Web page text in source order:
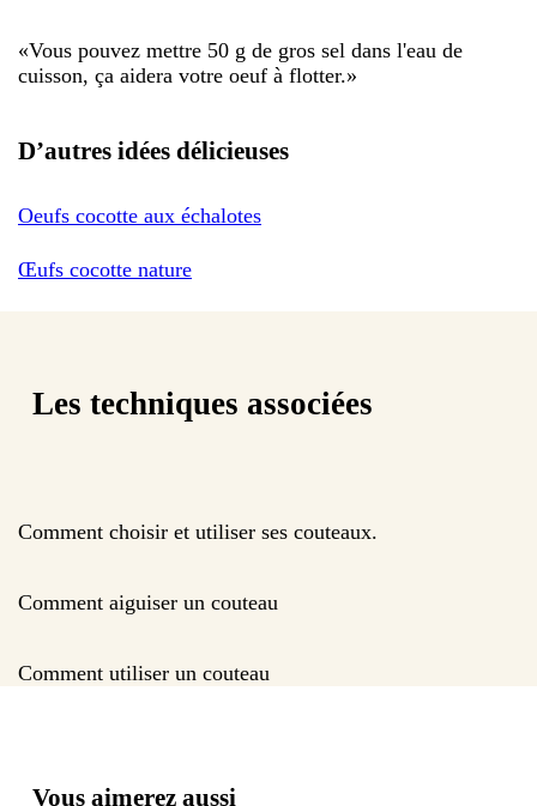
«Vous pouvez mettre 50 g de gros sel dans l'eau de
cuisson, ça aidera votre oeuf à flotter.»
D’autres idées délicieuses
Oeufs cocotte aux échalotes
Œufs cocotte nature
Les techniques associées
Comment choisir et utiliser ses couteaux.
Comment aiguiser un couteau
Comment utiliser un couteau
Vous aimerez aussi